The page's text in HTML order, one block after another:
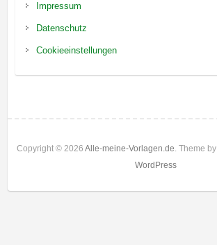
Impressum
Datenschutz
Cookieeinstellungen
Copyright © 2026 Alle-meine-Vorlagen.de. Theme by
WordPress